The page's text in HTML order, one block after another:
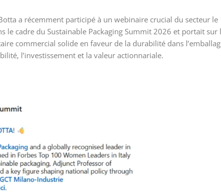
a récemment participé à un webinaire crucial du secteur
le cadre du Sustainable Packaging Summit 2026 et portait
commercial solide en faveur de la durabilité dans
l’investissement et la valeur actionnariale.